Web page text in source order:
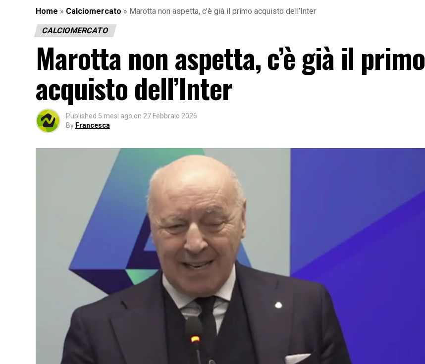
Home » Calciomercato » Marotta non aspetta, c’è già il primo acquisto dell’Inter
CALCIOMERCATO
Marotta non aspetta, c’è già il primo
acquisto dell’Inter
Published 5 mesi ago on 27 Febbraio 2026
By Francesca